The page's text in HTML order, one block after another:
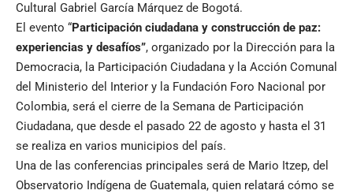
Cultural Gabriel García Márquez de Bogotá.
El evento “Participación ciudadana y construcción de paz:
experiencias y desafíos”, organizado por la Dirección para la
Democracia, la Participación Ciudadana y la Acción Comunal
del Ministerio del Interior y la Fundación Foro Nacional por
Colombia, será el cierre de la Semana de Participación
Ciudadana, que desde el pasado 22 de agosto y hasta el 31
se realiza en varios municipios del país.
Una de las conferencias principales será de Mario Itzep, del
Observatorio Indígena de Guatemala, quien relatará cómo se